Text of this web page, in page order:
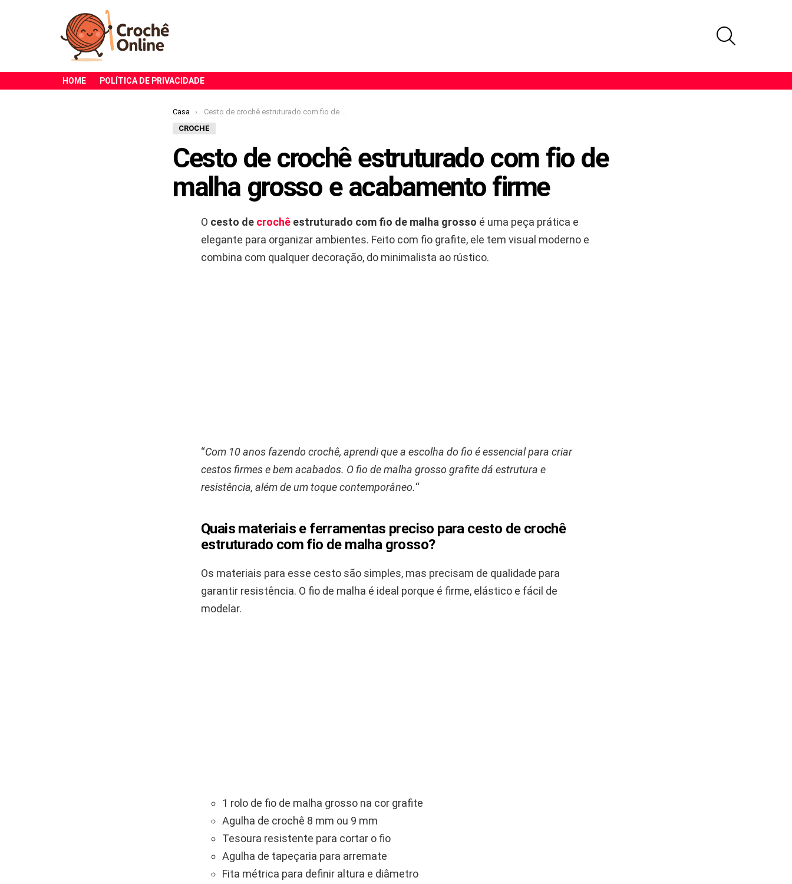
HOME POLÍTICA DE PRIVACIDADE
Você está aqui:
Casa
Cesto de crochê estruturado com fio de malha grosso e acabamento firme
CROCHE
Cesto de crochê estruturado com fio de
malha grosso e acabamento firme
O cesto de crochê estruturado com fio de malha grosso é uma peça prática e
elegante para organizar ambientes. Feito com fio grafite, ele tem visual moderno e
combina com qualquer decoração, do minimalista ao rústico.
“Com 10 anos fazendo crochê, aprendi que a escolha do fio é essencial para criar
cestos firmes e bem acabados. O fio de malha grosso grafite dá estrutura e
resistência, além de um toque contemporâneo.“
Quais materiais e ferramentas preciso para cesto de crochê
estruturado com fio de malha grosso?
Os materiais para esse cesto são simples, mas precisam de qualidade para
garantir resistência. O fio de malha é ideal porque é firme, elástico e fácil de
modelar.
1 rolo de fio de malha grosso na cor grafite
Agulha de crochê 8 mm ou 9 mm
Tesoura resistente para cortar o fio
Agulha de tapeçaria para arremate
Fita métrica para definir altura e diâmetro